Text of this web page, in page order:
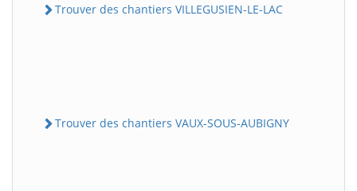
Trouver des chantiers VILLEGUSIEN-LE-LAC
Trouver des chantiers VAUX-SOUS-AUBIGNY